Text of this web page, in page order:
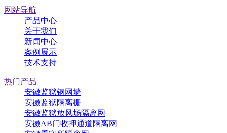
网站导航
产品中心
关于我们
新闻中心
案例展示
技术支持
热门产品
安徽监狱钢网墙
安徽监狱隔离栅
安徽监狱放风场隔离网
安徽AB门收押通道隔离网